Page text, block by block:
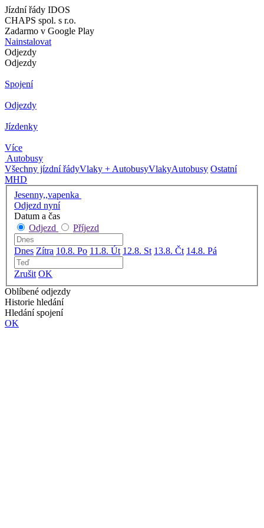
Jízdní řády IDOS
CHAPS spol. s r.o.
Zadarmo v Google Play
Nainstalovat
Odjezdy
Odjezdy
Spojení
Odjezdy
Jízdenky
Více
Autobusy
Všechny jízdní řádyVlaky + AutobusyVlakyAutobusy Ostatní
MHD
Jesenny,,vapenka
Odjezd nyní
Datum a čas
Odjezd
Příjezd
Dnes Zítra 10.8. Po 11.8. Út 12.8. St 13.8. Čt 14.8. Pá
Zrušit OK
Oblíbené odjezdy
Historie hledání
Hledání spojení
OK